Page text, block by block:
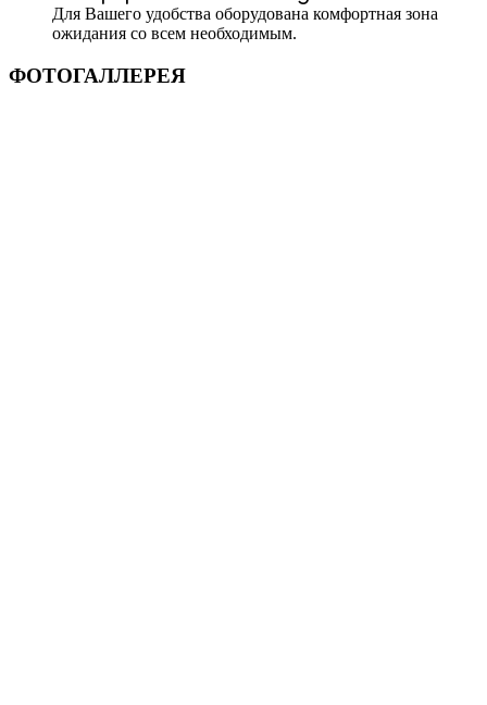
Для Вашего удобства оборудована комфортная зона
ожидания со всем необходимым.
ФОТОГАЛЛЕРЕЯ